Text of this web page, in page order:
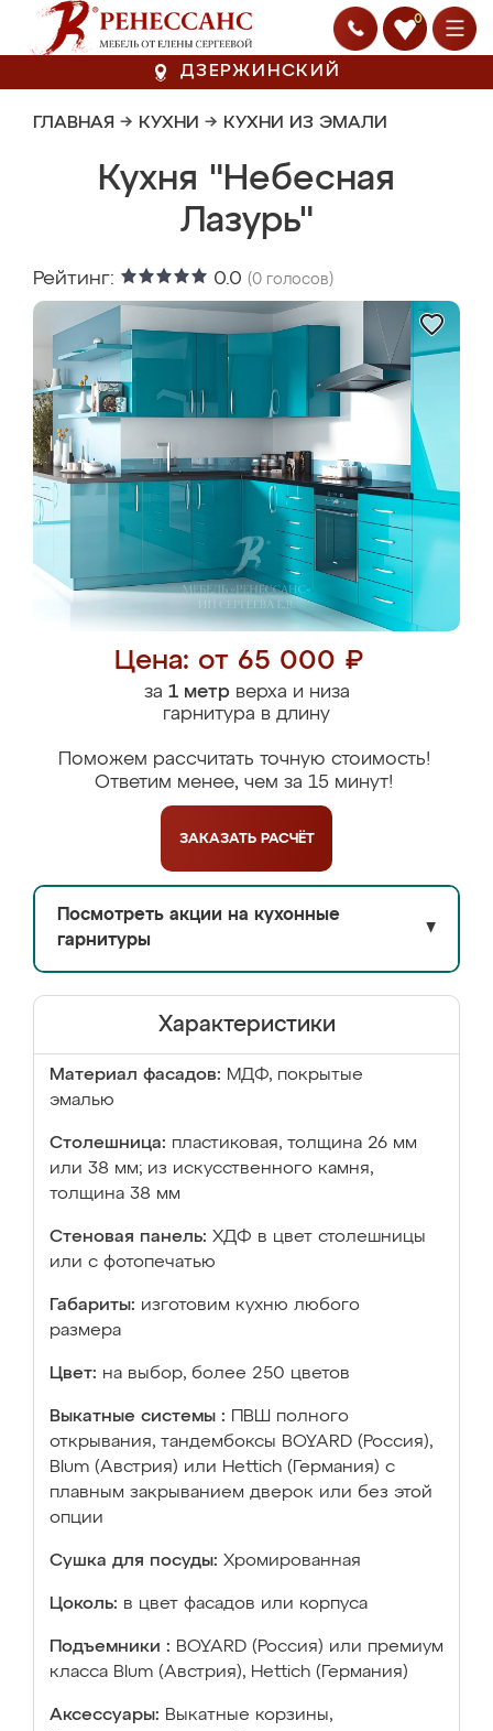
0
ДЗЕРЖИНСКИЙ
ГЛАВНАЯ → КУХНИ → КУХНИ ИЗ ЭМАЛИ
Кухня "Небесная
Лазурь"
Рейтинг: 0.0 (0 голосов)
Цена: от 65 000 ₽
за 1 метрверха и низа
гарнитура в длину
Поможем рассчитать точную стоимость!
Ответим менее, чем за 15 минут!
ЗАКАЗАТЬ РАСЧЁТ
Посмотреть акции на кухонные
гарнитуры
▼
Характеристики
Материал фасадов: МДФ, покрытые
эмалью
Столешница: пластиковая, толщина 26 мм
или 38 мм; из искусственного камня,
толщина 38 мм
Стеновая панель: ХДФ в цвет столешницы
или с фотопечатью
Габариты: изготовим кухню любого
размера
Цвет: на выбор, более 250 цветов
Выкатные системы :
ПВШ полного
открывания, тандембоксы BOYARD (Россия),
Blum (Австрия) или Hettich (Германия) с
плавным закрыванием дверок или без этой
опции
Сушка для посуды: Хромированная
Цоколь: в цвет фасадов или корпуса
Подъемники : BOYARD (Россия) или премиум
класса Blum (Австрия), Hettich (Германия)
Аксессуары: Выкатные корзины,